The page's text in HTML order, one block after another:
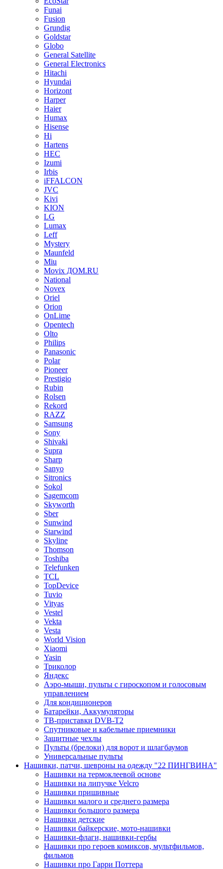
Funai
Fusion
Grundig
Goldstar
Globo
General Satellite
General Electronics
Hitachi
Hyundai
Horizont
Harper
Haier
Humax
Hisense
Hi
Hartens
HEC
Izumi
Irbis
iFFALCON
JVC
Kivi
KION
LG
Lumax
Leff
Mystery
Maunfeld
Miu
Movix ДОМ.RU
National
Novex
Oriel
Orion
OnLime
Opentech
Olto
Philips
Panasonic
Polar
Pioneer
Prestigio
Rubin
Rolsen
Rekord
RAZZ
Samsung
Sony
Shivaki
Supra
Sharp
Sanyo
Sitronics
Sokol
Sagemcom
Skyworth
Sber
Sunwind
Starwind
Skyline
Thomson
Toshiba
Telefunken
TCL
TopDevice
Tuvio
Vityas
Vestel
Vekta
Vesta
World Vision
Xiaomi
Yasin
Триколор
Яндекс
Аэро-мыши, пульты с гироскопом и голосовым
управлением
Для кондиционеров
Батарейки, Аккумуляторы
ТВ-приставки DVB-T2
Спутниковые и кабельные приемники
Защитные чехлы
Пульты (брелоки) для ворот и шлагбаумов
Универсальные пульты
Нашивки, патчи, шевроны на одежду "22 ПИНГВИНА"
Нашивки на термоклеевой основе
Нашивки на липучке Velcro
Нашивки пришивные
Нашивки малого и среднего размера
Нашивки большого размера
Нашивки детские
Нашивки байкерские, мото-нашивки
Нашивки-флаги, нашивки-гербы
Нашивки про героев комиксов, мультфильмов,
фильмов
Нашивки про Гарри Поттера